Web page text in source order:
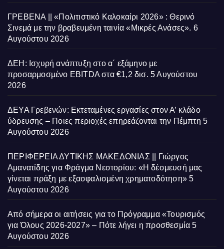
ΓΡΕΒΕΝΑ || «Πολιτιστικό Καλοκαίρι 2026» : Θερινό
Σινεμά με την βραβευμένη ταινία «Μικρές Ανάσες». 6
Αυγούστου 2026
ΔΕΗ: Ισχυρή ανάπτυξη στο α΄ εξάμηνο με
προσαρμοσμένο EBITDA στα €1,2 δισ. 5 Αυγούστου
2026
ΔΕΥΑ Γρεβενών: Εκτεταμένες εργασίες στον Α’ κλάδο
ύδρευσης – Ποιες περιοχές επηρεάζονται την Πέμπτη 5
Αυγούστου 2026
ΠΕΡΙΦΕΡΕΙΑ ΔΥΤΙΚΗΣ ΜΑΚΕΔΟΝΙΑΣ || Γιώργος
Αμανατίδης για Φράγμα Νεστορίου: «Η δέσμευσή μας
γίνεται πράξη με εξασφαλισμένη χρηματοδότηση» 5
Αυγούστου 2026
Από σήμερα οι αιτήσεις για το Πρόγραμμα «Τουρισμός
για Όλους 2026-2027» – Πότε λήγει η προσθεσμία 5
Αυγούστου 2026